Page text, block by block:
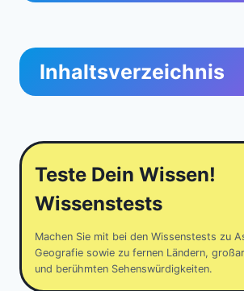
Inhaltsverzeichnis
Teste Dein Wissen!
Wissenstests
Machen Sie mit bei den Wissenstests zu
Geografie sowie zu fernen Ländern,
und berühmten Sehenswürdigkeiten.